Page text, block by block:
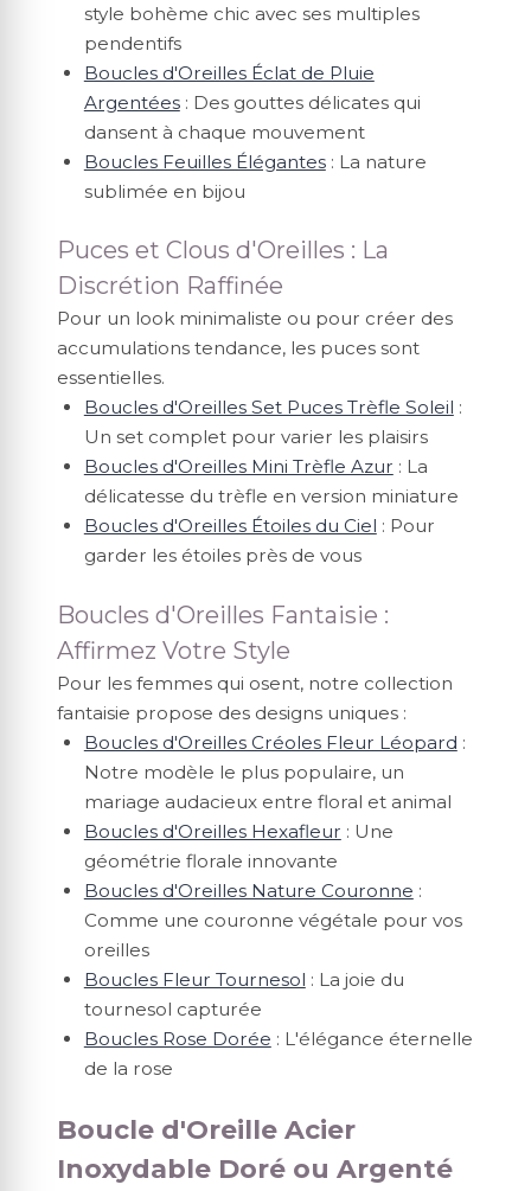
style bohème chic avec ses multiples
pendentifs
Boucles d'Oreilles Éclat de Pluie
Argentées: Des gouttes délicates qui
dansent à chaque mouvement
Boucles Feuilles Élégantes: La nature
sublimée en bijou
Puces et Clous d'Oreilles : La
Discrétion Raffinée
Pour un look minimaliste ou pour créer des
accumulations tendance, les puces sont
essentielles.
Boucles d'Oreilles Set Puces Trèfle Soleil :
Un set complet pour varier les plaisirs
Boucles d'Oreilles Mini Trèfle Azur : La
délicatesse du trèfle en version miniature
Boucles d'Oreilles Étoiles du Ciel : Pour
garder les étoiles près de vous
Boucles d'Oreilles Fantaisie :
Affirmez Votre Style
Pour les femmes qui osent, notre collection
fantaisie propose des designs uniques :
Boucles d'Oreilles Créoles Fleur Léopard :
Notre modèle le plus populaire, un
mariage audacieux entre floral et animal
Boucles d'Oreilles Hexafleur : Une
géométrie florale innovante
Boucles d'Oreilles Nature Couronne :
Comme une couronne végétale pour vos
oreilles
Boucles Fleur Tournesol : La joie du
tournesol capturée
Boucles Rose Dorée : L'élégance éternelle
de la rose
Boucle d'Oreille Acier
Inoxydable Doré ou Argenté